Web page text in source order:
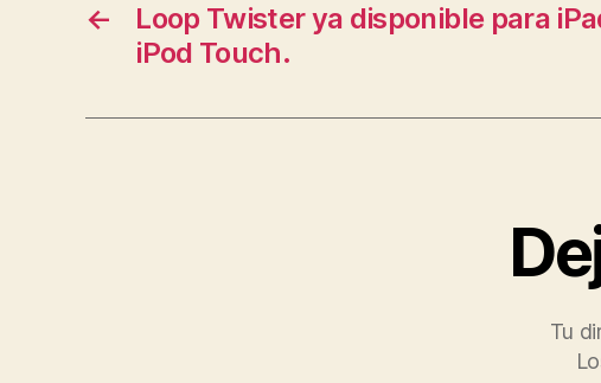
←
Loop Twister ya disponible para
iPod Touch.
Tu